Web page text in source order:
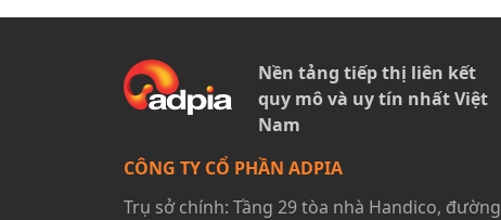
Nền tảng tiếp thị liên kết
quy mô và uy tín nhất Việt
Nam
CÔNG TY CỔ PHẦN ADPIA
Trụ sở chính: Tầng 29 tòa nhà Handico, đường